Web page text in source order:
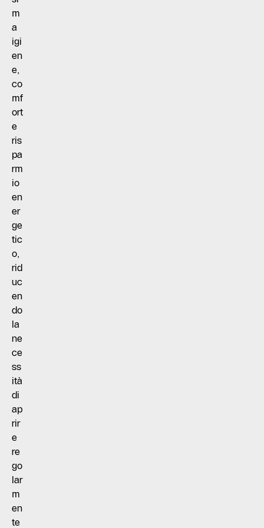
m
a
igi
en
e,
co
mf
ort
e
ris
pa
rm
io
en
er
ge
tic
o,
rid
uc
en
do
la
ne
ce
ss
ità
di
ap
rir
e
re
go
lar
m
en
te